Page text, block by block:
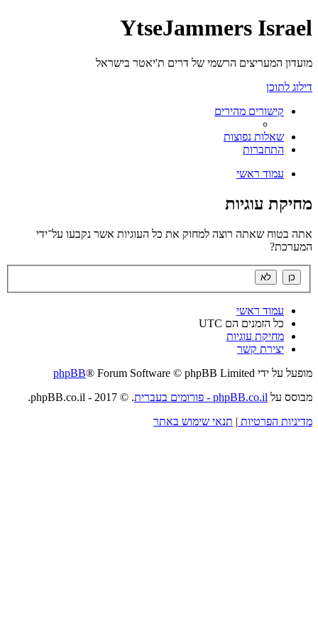
YtseJammers Israel
מועדון המעריצים הרשמי של דרים ת'יאטר בישראל
דילוג לתוכן
קישורים מהירים
שאלות נפוצות
התחברות
עמוד ראשי
מחיקת עוגיות
אתה בטוח שאתה רוצה למחוק את כל העוגיות אשר נקבעו על־ידי
המערכת?
עמוד ראשי
כל הזמנים הם UTC
מחיקת עוגיות
יצירת קשר
מופעל על ידי
phpBB® Forum Software © phpBB Limited
מבוסס על phpBB.co.il - פורומים בעברית
. © 2017 - phpBB.co.il.
מדיניות הפרטיות | תנאי שימוש באתר